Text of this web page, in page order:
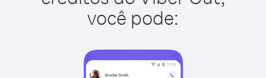
você pode: